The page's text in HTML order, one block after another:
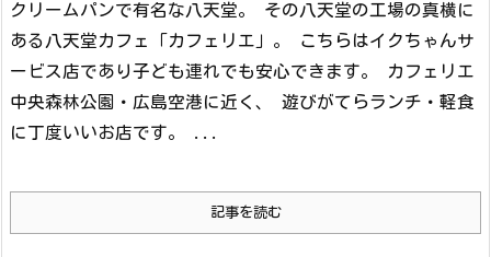
クリームパンで有名な八天堂。 その八天堂の工場の真横に
ある八天堂カフェ「カフェリエ」。 こちらはイクちゃんサ
ービス店であり子ども連れでも安心できます。 カフェリエ
中央森林公園・広島空港に近く、 遊びがてらランチ・軽食
に丁度いいお店です。 ...
記事を読む